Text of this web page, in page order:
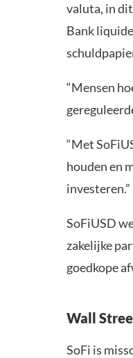
valuta, in
Bank
“Mensen
“Met
houden en
investeren.”
SoFiUSD
zakelijke
goedkope
Wall
SoFi is